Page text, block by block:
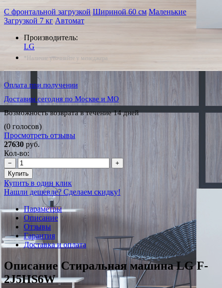
С фронтальной загрузкой Шириной 60 см Маленькие
Загрузкой 7 кг Автомат
Производитель:
LG
*Наличие уточняйте у менеджера
Оплата при получении
Доставим сегодня по Москве и МО
Возможность возврата в течение 14 дней
(0 голосов)
Просмотреть отзывы
27630 руб.
Кол-во:
−
+
Купить
Купить в один клик
Нашли дешевле? Сделаем скидку!
Параметры
Описание
Отзывы
Гарантия
Доставка и оплата
Описание Стиральная машина LG F-
2J5HS6W